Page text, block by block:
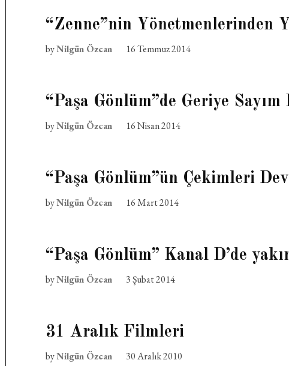
“Zenne”nin Yönetmenlerinden
byNilgün Özcan 16 Temmuz 2014
“Paşa Gönlüm”de Geriye Sayım
byNilgün Özcan 16 Nisan 2014
“Paşa Gönlüm”ün Çekimleri
byNilgün Özcan 16 Mart 2014
“Paşa Gönlüm” Kanal D’de
byNilgün Özcan 3 Şubat 2014
31 Aralık Filmleri
byNilgün Özcan 30 Aralık 2010